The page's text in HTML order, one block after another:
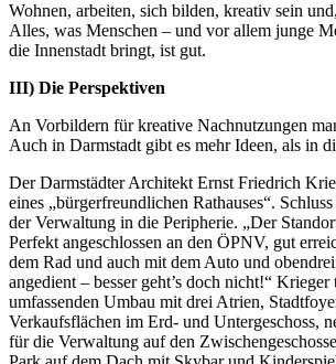
Wohnen, arbeiten, sich bilden, kreativ sein
Alles, was Menschen – und vor allem junge
die Innenstadt bringt, ist gut.
III) Die Perspektiven
An Vorbildern für kreative Nachnutzungen
Auch in Darmstadt gibt es mehr Ideen, als in
Der Darmstädter Architekt Ernst Friedrich
eines „bürgerfreundlichen Rathauses“.
der Verwaltung in die Peripherie. „Der
Perfekt angeschlossen an den ÖPNV, gut
dem Rad und auch mit dem Auto und
angedient – besser geht’s doch nicht!“
umfassenden Umbau mit drei Atrien,
Verkaufsflächen im Erd- und Untergeschoss,
für die Verwaltung auf den